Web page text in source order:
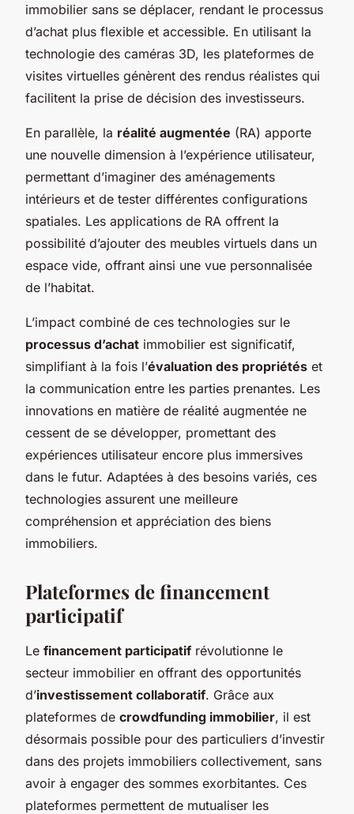
immobilier sans se déplacer, rendant le processus
d’achat plus flexible et accessible. En utilisant la
technologie des caméras 3D, les plateformes de
visites virtuelles génèrent des rendus réalistes qui
facilitent la prise de décision des investisseurs.
En parallèle, la réalité augmentée (RA) apporte
une nouvelle dimension à l’expérience utilisateur,
permettant d’imaginer des aménagements
intérieurs et de tester différentes configurations
spatiales. Les applications de RA offrent la
possibilité d’ajouter des meubles virtuels dans un
espace vide, offrant ainsi une vue personnalisée
de l’habitat.
L’impact combiné de ces technologies sur le
processus d’achat immobilier est significatif,
simplifiant à la fois l’évaluation des propriétés et
la communication entre les parties prenantes. Les
innovations en matière de réalité augmentée ne
cessent de se développer, promettant des
expériences utilisateur encore plus immersives
dans le futur. Adaptées à des besoins variés, ces
technologies assurent une meilleure
compréhension et appréciation des biens
immobiliers.
Plateformes de financement
participatif
Le financement participatif révolutionne le
secteur immobilier en offrant des opportunités
d’investissement collaboratif. Grâce aux
plateformes de crowdfunding immobilier, il est
désormais possible pour des particuliers d’investir
dans des projets immobiliers collectivement, sans
avoir à engager des sommes exorbitantes. Ces
plateformes permettent de mutualiser les